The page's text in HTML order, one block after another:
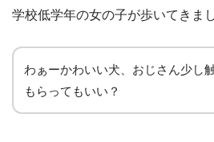
学校低学年の女の子が歩いてきまし
わぁーかわいい犬、おじさん少し
もらってもいい？